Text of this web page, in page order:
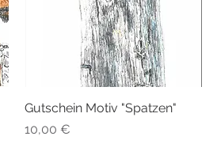
Schnellansicht
Gutschein Motiv "Spatzen"
Preis
10,00 €